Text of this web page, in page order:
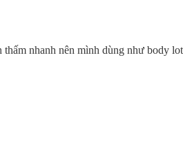
nhanh nên mình dùng như body